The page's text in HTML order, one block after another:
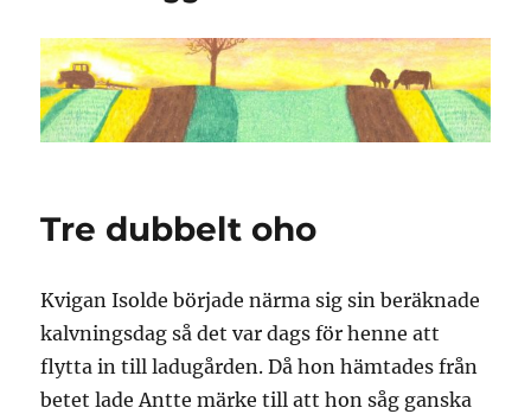
Tre dubbelt oho
Kvigan Isolde började närma sig sin beräknade
kalvningsdag så det var dags för henne att
flytta in till ladugården. Då hon hämtades från
betet lade Antte märke till att hon såg ganska